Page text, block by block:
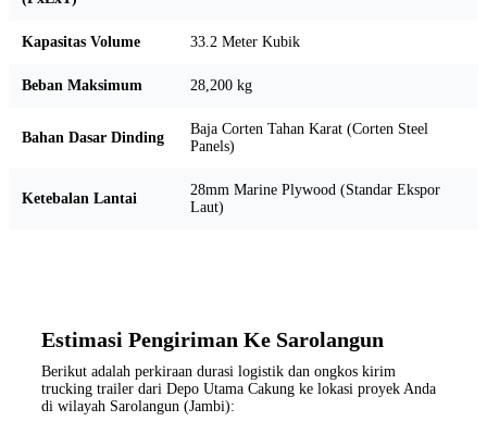
Kapasitas Volume 33.2 Meter Kubik
Beban Maksimum 28,200 kg
Bahan Dasar Dinding
Baja Corten Tahan Karat (Corten Steel
Panels)
Ketebalan Lantai
28mm Marine Plywood (Standar Ekspor
Laut)
Estimasi Pengiriman Ke Sarolangun
Berikut adalah perkiraan durasi logistik dan ongkos kirim
trucking trailer dari Depo Utama Cakung ke lokasi proyek Anda
di wilayah Sarolangun (Jambi):